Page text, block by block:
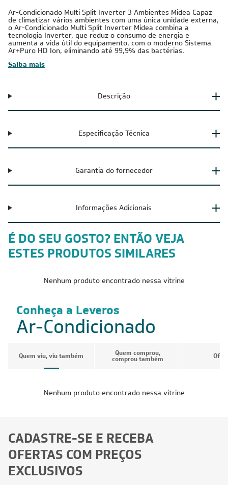
Ar-Condicionado Multi Split Inverter 3 Ambientes Midea Capaz
de climatizar vários ambientes com uma única unidade externa,
o Ar-Condicionado Multi Split Inverter Midea combina a
tecnologia Inverter, que reduz o consumo de energia e
aumenta a vida útil do equipamento, com o moderno Sistema
Ar+Puro HD Ion, eliminando até 99,9% das bactérias.
Saiba mais
Descrição
Especificação Técnica
Garantia do fornecedor
Informações Adicionais
É DO SEU GOSTO? ENTÃO VEJA
ESTES PRODUTOS SIMILARES
Nenhum produto encontrado nessa vitrine
Conheça a Leveros
Ar-Condicionado
Quem viu, viu também Quem comprou,
comprou também
Nenhum produto encontrado nessa vitrine
CADASTRE-SE E RECEBA
OFERTAS COM PREÇOS
EXCLUSIVOS